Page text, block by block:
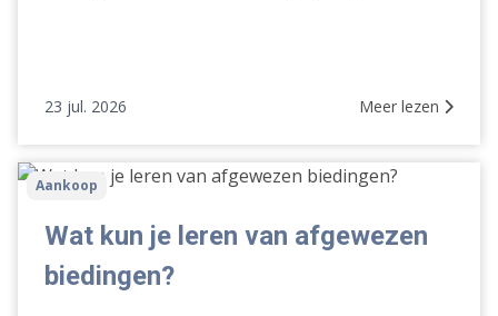
23 jul. 2026 Meer lezen
Wat
van
Aankoop
Wat kun je leren van afgewezen
biedingen?